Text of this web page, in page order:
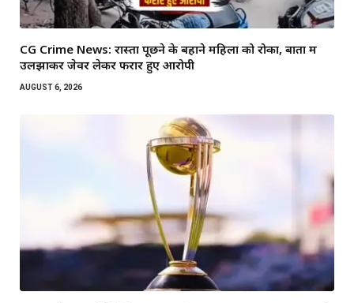
CG Crime News: रास्ता पूछने के बहाने महिला को रोका, बातों में
उलझाकर जेवर लेकर फरार हुए आरोपी
AUGUST 6, 2026